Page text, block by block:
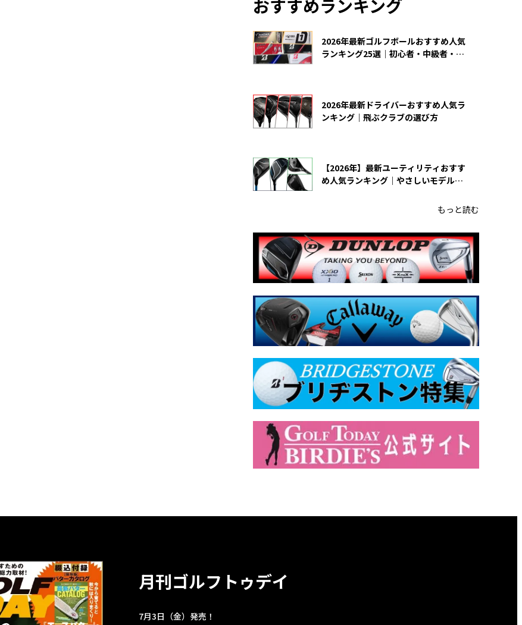
おすすめランキング
2026年最新ゴルフボールおすすめ人気
ランキング25選｜初心者・中級者・上
2026年最新ドライバーおすすめ人気ラ
ンキング｜飛ぶクラブの選び方
【2026年】最新ユーティリティおすす
め人気ランキング｜やさしいモデルの
もっと読む
月刊ゴルフトゥデイ
7月3日（金）発売！